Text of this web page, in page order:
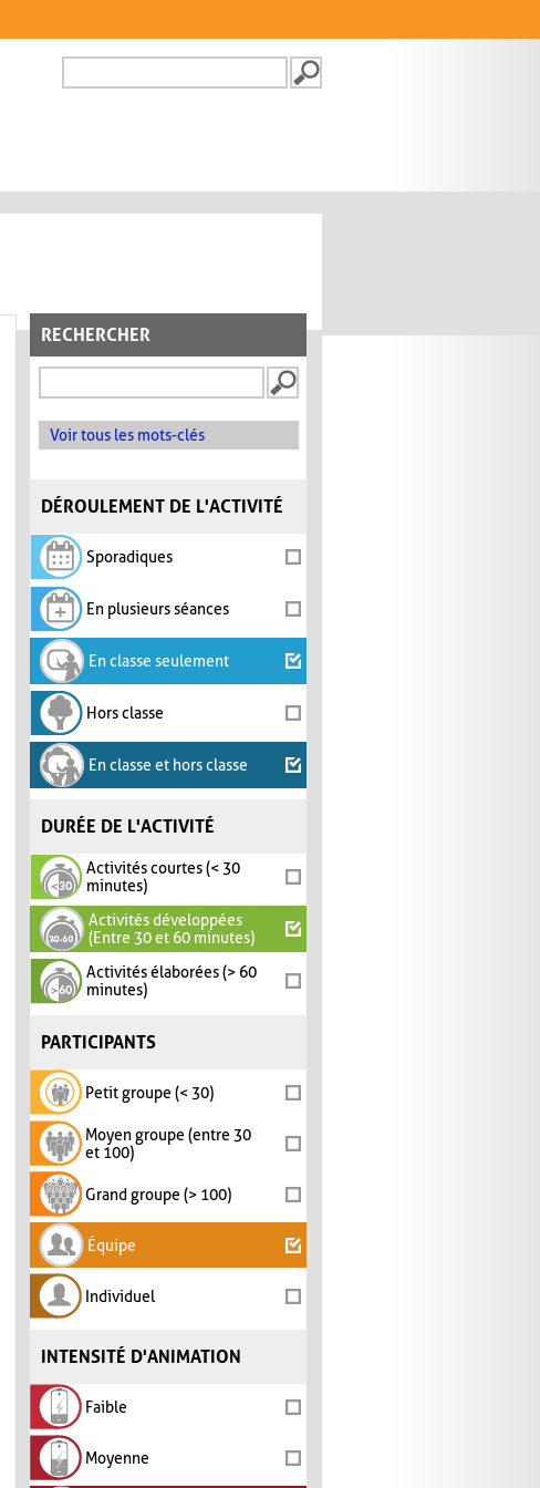
FORMULAIRE DE
RECHERCHER
Voir tous les mots-clés
DÉROULEMENT DE L'ACTIVITÉ
Sporadiques
En plusieurs séances
En classe seulement
Hors classe
En classe et hors classe
DURÉE DE L'ACTIVITÉ
Activités courtes (< 30
minutes)
Activités développées
(Entre 30 et 60 minutes)
Activités élaborées (> 60
minutes)
PARTICIPANTS
Petit groupe (< 30)
Moyen groupe (entre 30
et 100)
Grand groupe (> 100)
Équipe
Individuel
INTENSITÉ D'ANIMATION
Faible
Moyenne